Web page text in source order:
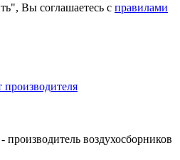
Вы соглашаетесь с правилами
воздухосборников